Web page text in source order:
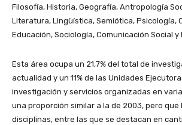
Filosofía, Historia, Geografía, Antropología
Literatura, Lingüística, Semiótica, Psicología,
Educación, Sociología, Comunicación Social y
Esta área ocupa un 21,7% del total de
actualidad y un 11% de las Unidades
investigación y servicios organizadas en
una proporción similar a la de 2003, pero que
disciplinas, entre las que se destacan en